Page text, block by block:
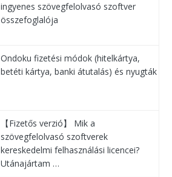
ingyenes szövegfelolvasó szoftver
összefoglalója
Ondoku fizetési módok (hitelkártya,
betéti kártya, banki átutalás) és nyugták
【Fizetős verzió】 Mik a
szövegfelolvasó szoftverek
kereskedelmi felhasználási licencei?
Utánajártam …